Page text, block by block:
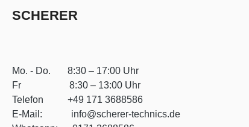
SCHERER
Mo. - Do. 8:30 – 17:00 Uhr
Fr 8:30 – 13:00 Uhr
Telefon +49 171 3688586
E-Mail: info@scherer-technics.de